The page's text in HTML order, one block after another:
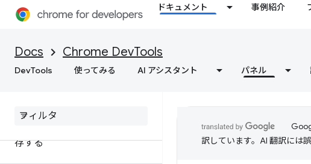
ドキュメント 事例紹介
Docs Chrome DevTools
DevTools 使ってみる AI アシスタント パネル
extensibility API を使用してパ
マイズする
ウェブサイトのパフォーマンス
存する
訳しています。AI 翻訳には